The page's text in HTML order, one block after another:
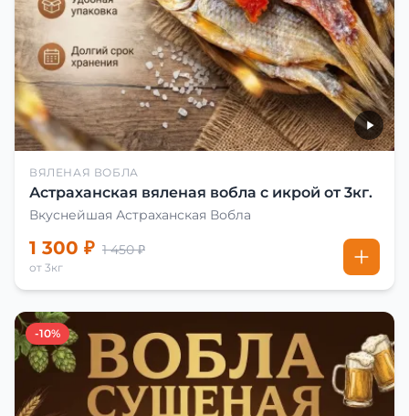
ВЯЛЕНАЯ ВОБЛА
Астраханская вяленая вобла с икрой от 3кг.
Вкуснейшая Астраханская Вобла
1 300 ₽ 1 450 ₽
от 3кг
-10%